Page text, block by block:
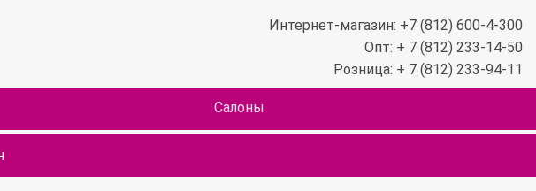
Интернет-магазин: +7 (812) 600-4-300
Опт: + 7 (812) 233-14-50
Розница: + 7 (812) 233-94-11
Салоны